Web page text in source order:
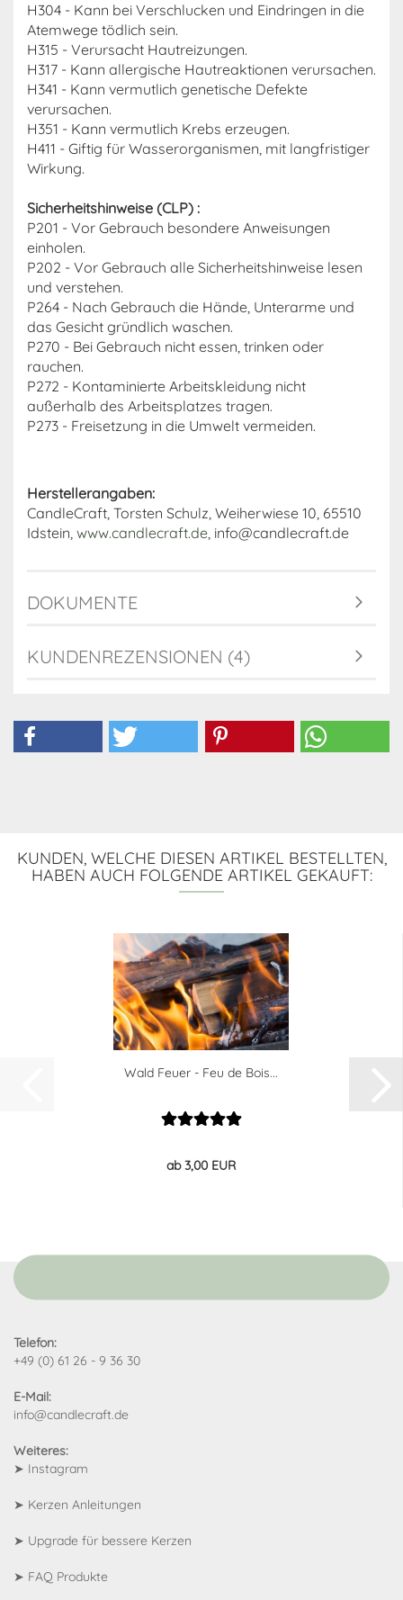
H304 - Kann bei Verschlucken und Eindringen in die
Atemwege tödlich sein.
H315 - Verursacht Hautreizungen.
H317 - Kann allergische Hautreaktionen verursachen.
H341 - Kann vermutlich genetische Defekte
verursachen.
H351 - Kann vermutlich Krebs erzeugen.
H411 - Giftig für Wasserorganismen, mit langfristiger
Wirkung.
Sicherheitshinweise (CLP) :
P201 - Vor Gebrauch besondere Anweisungen
einholen.
P202 - Vor Gebrauch alle Sicherheitshinweise lesen
und verstehen.
P264 - Nach Gebrauch die Hände, Unterarme und
das Gesicht gründlich waschen.
P270 - Bei Gebrauch nicht essen, trinken oder
rauchen.
P272 - Kontaminierte Arbeitskleidung nicht
außerhalb des Arbeitsplatzes tragen.
P273 - Freisetzung in die Umwelt vermeiden.
Herstellerangaben:
CandleCraft, Torsten Schulz, Weiherwiese 10, 65510
Idstein, www.candlecraft.de, info@candlecraft.de
DOKUMENTE
KUNDENREZENSIONEN (4)
KUNDEN, WELCHE DIESEN ARTIKEL BESTELLTEN,
HABEN AUCH FOLGENDE ARTIKEL GEKAUFT:
Wald Feuer - Feu de Bois...
ab 3,00 EUR
Telefon:
+49 (0) 61 26 - 9 36 30
E-Mail:
info@candlecraft.de
Weiteres:
➤ Instagram
➤ Kerzen Anleitungen
➤ Upgrade für bessere Kerzen
➤ FAQ Produkte